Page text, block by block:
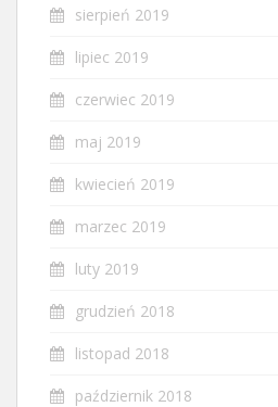
sierpień 2019
lipiec 2019
czerwiec 2019
maj 2019
kwiecień 2019
marzec 2019
luty 2019
grudzień 2018
listopad 2018
październik 2018